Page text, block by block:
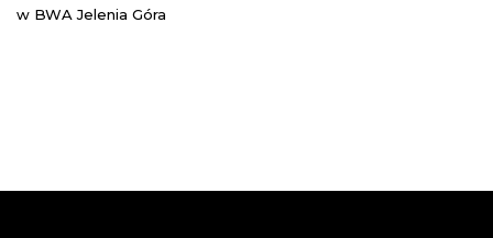
w BWA Jelenia Góra